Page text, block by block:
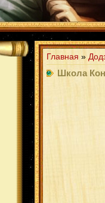
Главная »
Школа